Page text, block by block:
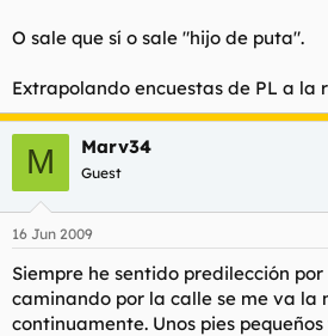
O sale que sí o sale "hijo de puta".
Extrapolando encuestas de PL a la
M Marv34
Guest
16 Jun 2009
Siempre he sentido predilección
caminando por la calle se me va la
continuamente. Unos pies